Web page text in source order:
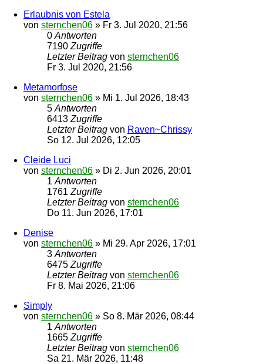
Erlaubnis von Estela
von sternchen06 » Fr 3. Jul 2020, 21:56
0 Antworten
7190 Zugriffe
Letzter Beitrag von sternchen06
Fr 3. Jul 2020, 21:56
Metamorfose
von sternchen06 » Mi 1. Jul 2026, 18:43
5 Antworten
6413 Zugriffe
Letzter Beitrag von Raven~Chrissy
So 12. Jul 2026, 12:05
Cleide Luci
von sternchen06 » Di 2. Jun 2026, 20:01
1 Antworten
1761 Zugriffe
Letzter Beitrag von sternchen06
Do 11. Jun 2026, 17:01
Denise
von sternchen06 » Mi 29. Apr 2026, 17:01
3 Antworten
6475 Zugriffe
Letzter Beitrag von sternchen06
Fr 8. Mai 2026, 21:06
Simply
von sternchen06 » So 8. Mär 2026, 08:44
1 Antworten
1665 Zugriffe
Letzter Beitrag von sternchen06
Sa 21. Mär 2026, 11:48